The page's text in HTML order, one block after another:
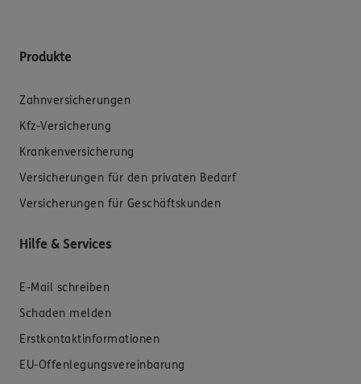
Produkte
Zahnversicherungen
Kfz-Versicherung
Krankenversicherung
Versicherungen für den privaten Bedarf
Versicherungen für Geschäftskunden
Hilfe & Services
E-Mail schreiben
Schaden melden
Erstkontaktinformationen
EU-Offenlegungsvereinbarung